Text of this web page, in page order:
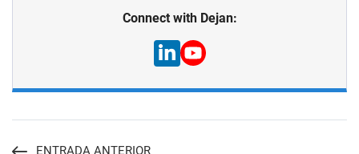
Connect with Dejan:
ENTRADA ANTERIOR